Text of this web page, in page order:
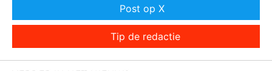
Post op X
Tip de redactie